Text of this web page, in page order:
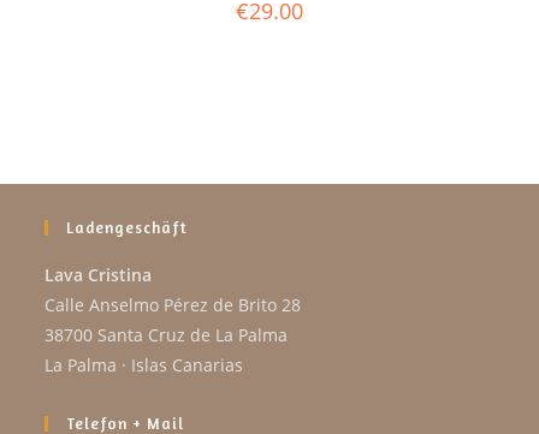
€29.00
Ladengeschäft
Lava Cristina
Calle Anselmo Pérez de Brito 28
38700 Santa Cruz de La Palma
La Palma · Islas Canarias
Telefon + Mail